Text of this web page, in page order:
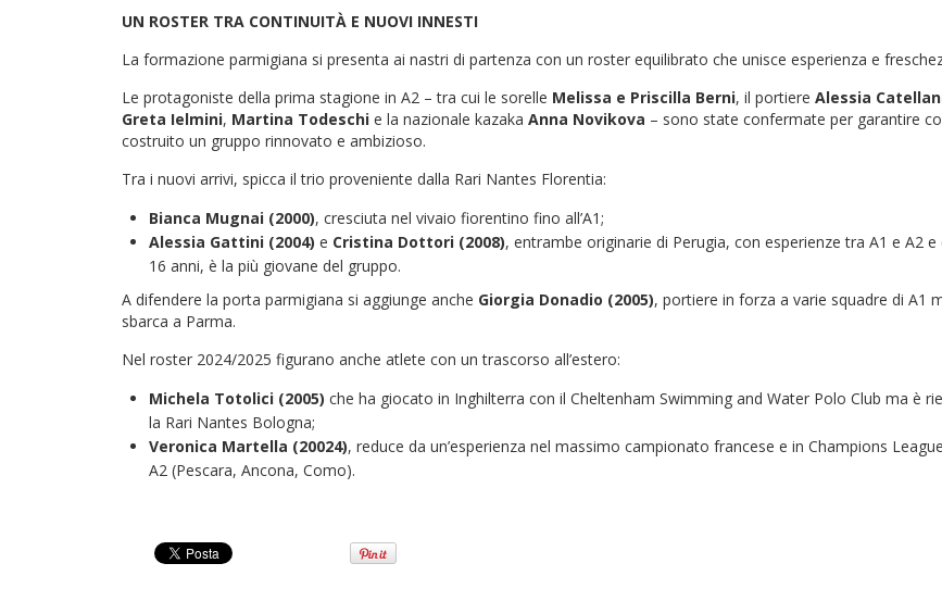
UN ROSTER TRA CONTINUITÀ E NUOVI INNESTI
La formazione parmigiana si presenta ai nastri di partenza con un roster equilibrato che unisce esperienza e
Le protagoniste della prima stagione in A2 – tra cui le sorelle Melissa e Priscilla Berni, il portiere Alessia
Greta Ielmini, Martina Todeschi e la nazionale kazaka Anna Novikova – sono state confermate per garantire
costruito un gruppo rinnovato e ambizioso.
Tra i nuovi arrivi, spicca il trio proveniente dalla Rari Nantes Florentia:
Bianca Mugnai (2000), cresciuta nel vivaio fiorentino fino all’A1;
Alessia Gattini (2004) e Cristina Dottori (2008), entrambe originarie di Perugia, con esperienze tra A1 e A2
16 anni, è la più giovane del gruppo.
A difendere la porta parmigiana si aggiunge anche Giorgia Donadio (2005), portiere in forza a varie squadre di A1
sbarca a Parma.
Nel roster 2024/2025 figurano anche atlete con un trascorso all’estero:
Michela Totolici (2005) che ha giocato in Inghilterra con il Cheltenham Swimming and Water Polo Club ma è
la Rari Nantes Bologna;
Veronica Martella (20024), reduce da un’esperienza nel massimo campionato francese e in Champions
A2 (Pescara, Ancona, Como).